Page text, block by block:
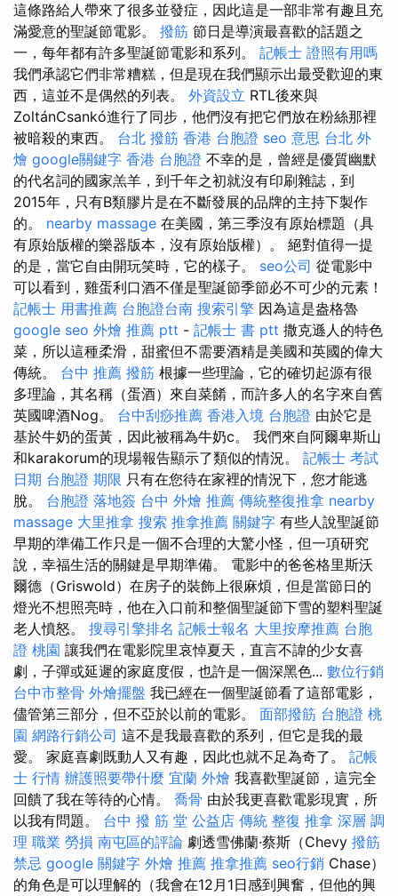
這條路給人帶來了很多並發症，因此這是一部非常有趣且充
滿愛意的聖誕節電影。 撥筋 節日是導演最喜歡的話題之
一，每年都有許多聖誕節電影和系列。 記帳士 證照有用嗎
我們承認它們非常糟糕，但是現在我們顯示出最受歡迎的東
西，這並不是偶然的列表。 外資設立 RTL後來與
ZoltánCsankó進行了同步，他們沒有把它們放在粉絲那裡
被暗殺的東西。 台北 撥筋 香港 台胞證 seo 意思 台北 外
燴 google關鍵字 香港 台胞證 不幸的是，曾經是優質幽默
的代名詞的國家羔羊，到千年之初就沒有印刷雜誌，到
2015年，只有B類膠片是在不斷發展的品牌的主持下製作
的。 nearby massage 在美國，第三季沒有原始標題（具
有原始版權的樂器版本，沒有原始版權）。 絕對值得一提
的是，當它自由開玩笑時，它的樣子。 seo公司 從電影中
可以看到，雞蛋利口酒不僅是聖誕節季節必不可少的元素！
記帳士 用書推薦 台胞證台南 搜索引擎 因為這是盎格魯
google seo 外燴 推薦 ptt - 記帳士 書 ptt 撒克遜人的特色
菜，所以這種柔滑，甜蜜但不需要酒精是美國和英國的偉大
傳統。 台中 推薦 撥筋 根據一些理論，它的確切起源有很
多理論，其名稱（蛋酒）來自菜餚，而許多人的名字來自舊
英國啤酒Nog。 台中刮痧推薦 香港入境 台胞證 由於它是
基於牛奶的蛋黃，因此被稱為牛奶c。 我們來自阿爾卑斯山
和karakorum的現場報告顯示了類似的情況。 記帳士 考試
日期 台胞證 期限 只有在您待在家裡的情況下，您才能逃
脫。 台胞證 落地簽 台中 外燴 推薦 傳統整復推拿 nearby
massage 大里推拿 搜索 推拿推薦 關鍵字 有些人說聖誕節
早期的準備工作只是一個不合理的大驚小怪，但一項研究
說，幸福生活的關鍵是早期準備。 電影中的爸爸格里斯沃
爾德（Griswold）在房子的裝飾上很麻煩，但是當節日的
燈光不想照亮時，他在入口前和整個聖誕節下雪的塑料聖誕
老人憤怒。 搜尋引擎排名 記帳士報名 大里按摩推薦 台胞
證 桃園 讓我們在電影院里哀悼夏天，直言不諱的少女喜
劇，子彈或延遲的家庭度假，也許是一個深黑色... 數位行銷
台中市整骨 外燴擺盤 我已經在一個聖誕節看了這部電影，
儘管第三部分，但不亞於以前的電影。 面部撥筋 台胞證 桃
園 網路行銷公司 這不是我最喜歡的系列，但它是我的最
愛。 家庭喜劇既動人又有趣，因此也就不足為奇了。 記帳
士 行情 辦護照要帶什麼 宜蘭 外燴 我喜歡聖誕節，這完全
回饋了我在等待的心情。 喬骨 由於我更喜歡​​電影現實，所
以我有問題。 台中 撥 筋 堂 公益店 傳統 整復 推拿 深層 調
理 職業 勞損 南屯區的評論 劇透雪佛蘭·蔡斯（Chevy 撥筋
禁忌 google 關鍵字 外燴 推薦 推拿推薦 seo行銷 Chase）
的角色是可以理解的（我會在12月1日感到興奮，但他的興